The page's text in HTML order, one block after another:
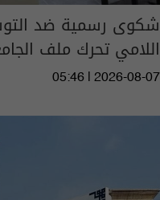
شكوى رسمية ضد
اللامي تحرك ملف
05:46 | 2026-08-07